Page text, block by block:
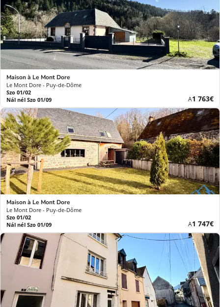
Maison à Le Mont Dore
Le Mont Dore - Puy-de-Dôme
Szo 01/02
Nál nél Szo 01/09
AÚj
ár
1 763€
Maison à Le Mont Dore
Le Mont Dore - Puy-de-Dôme
Szo 01/02
Nál nél Szo 01/09
AÚj
ár
1 747€